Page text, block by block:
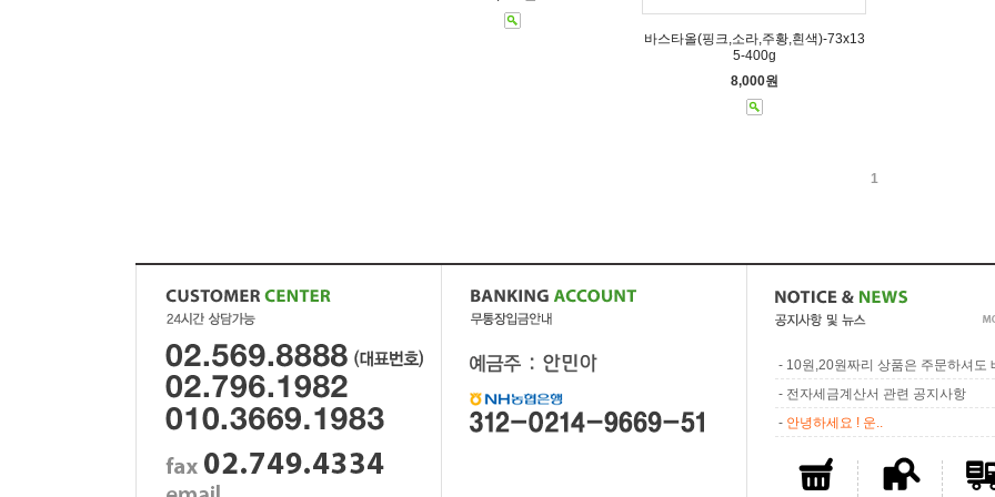
바스타올(핑크,소라,주황,흰색)-73x13
5-400g
8,000원
1
- 10원,20원짜리 상품은 주문하셔도
- 전자세금계산서 관련 공지사항
- 안녕하세요 ! 운..